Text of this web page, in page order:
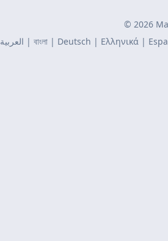
© 2026
العربية | বাংলা | Deutsch | Ελληνικά |